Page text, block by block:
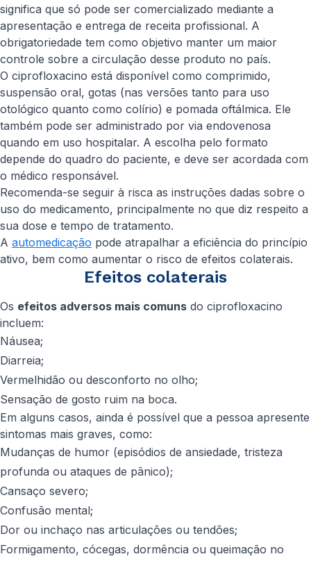
significa que só pode ser comercializado mediante a
apresentação e entrega de receita profissional. A
obrigatoriedade tem como objetivo manter um maior
controle sobre a circulação desse produto no país.
O ciprofloxacino está disponível como comprimido,
suspensão oral, gotas (nas versões tanto para uso
otológico quanto como colírio) e pomada oftálmica. Ele
também pode ser administrado por via endovenosa
quando em uso hospitalar. A escolha pelo formato
depende do quadro do paciente, e deve ser acordada com
o médico responsável.
Recomenda-se seguir à risca as instruções dadas sobre o
uso do medicamento, principalmente no que diz respeito a
sua dose e tempo de tratamento.
A automedicação pode atrapalhar a eficiência do princípio
ativo, bem como aumentar o risco de efeitos colaterais.
Efeitos colaterais
Os efeitos adversos mais comuns do ciprofloxacino
incluem:
Náusea;
Diarreia;
Vermelhidão ou desconforto no olho;
Sensação de gosto ruim na boca.
Em alguns casos, ainda é possível que a pessoa apresente
sintomas mais graves, como:
Mudanças de humor (episódios de ansiedade, tristeza
profunda ou ataques de pânico);
Cansaço severo;
Confusão mental;
Dor ou inchaço nas articulações ou tendões;
Formigamento, cócegas, dormência ou queimação no